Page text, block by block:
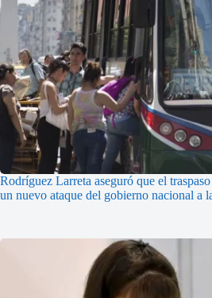
Rodríguez Larreta aseguró que el
un nuevo ataque del gobierno nacional a